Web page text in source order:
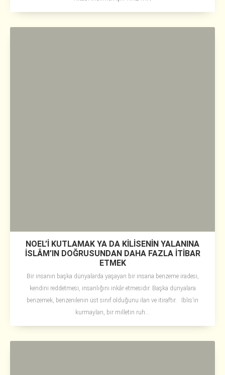
NOEL’İ KUTLAMAK YA DA KİLİSENİN YALANINA
İSLÂM’IN DOĞRUSUNDAN DAHA FAZLA İTİBAR
ETMEK
Bir insanın başka dünyalarda yaşayan bir insana benzeme iradesi,
kendini reddetmesi, insanlığını inkâr etmesidir. Başka dünyalara
benzemek, benzenilenin üst sınıf olduğunu ilan ve itiraftır. İblis’in
kurmayları, bir milletin ruh...